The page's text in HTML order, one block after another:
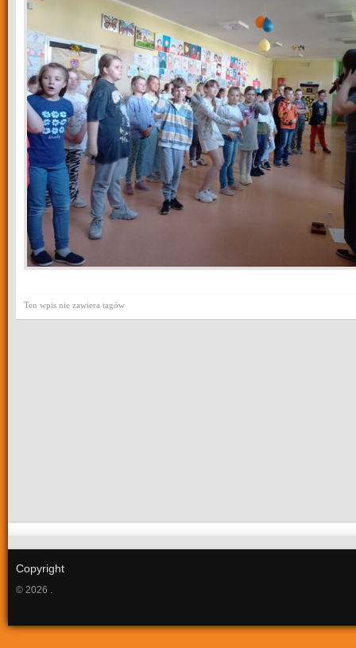
Ten wpis nie zawiera tagów
Copyright
© 2026 .